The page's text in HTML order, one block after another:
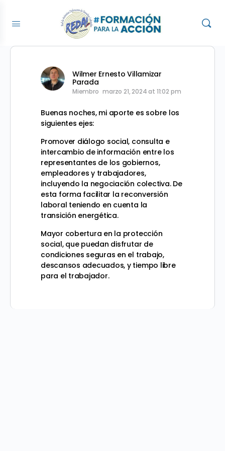
Wilmer Ernesto Villamizar
Parada
Miembro marzo 21, 2024 at 11:02 pm
Buenas noches, mi aporte es sobre los
siguientes ejes:
Promover diálogo social, consulta e
intercambio de información entre los
representantes de los gobiernos,
empleadores y trabajadores,
incluyendo la negociación colectiva. De
esta forma facilitar la reconversión
laboral teniendo en cuenta la
transición energética.
Mayor cobertura en la protección
social, que puedan disfrutar de
condiciones seguras en el trabajo,
descansos adecuados, y tiempo libre
para el trabajador.